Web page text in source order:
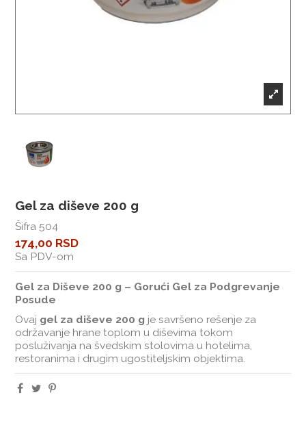
Gel za diševe 200 g
Šifra 504
174,00 RSD
Sa PDV-om
Gel za Diševe 200 g – Gorući Gel za Podgrevanje
Posude
Ovaj gel za diševe 200 g je savršeno rešenje za
održavanje hrane toplom u diševima tokom
posluživanja na švedskim stolovima u hotelima,
restoranima i drugim ugostiteljskim objektima.